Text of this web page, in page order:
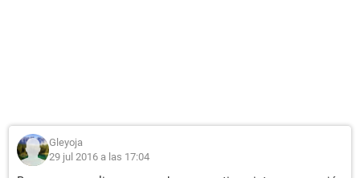
Gleyoja
29 jul 2016 a las 17:04